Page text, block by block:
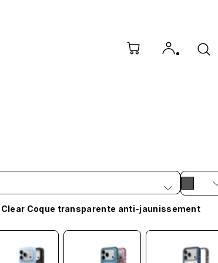
Clear Coque transparente anti-jaunissement